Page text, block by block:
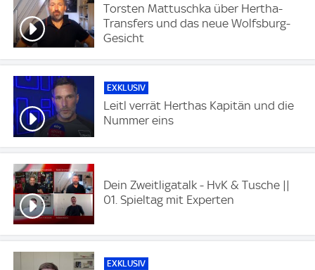
Torsten Mattuschka über Hertha-
Transfers und das neue Wolfsburg-
Gesicht
EXKLUSIV
Leitl verrät Herthas Kapitän und die
Nummer eins
Dein Zweitligatalk - HvK & Tusche ||
01. Spieltag mit Experten
EXKLUSIV